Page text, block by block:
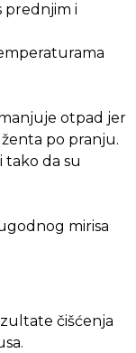
prednjim i
otpad jer
po pranju.
tako da su
mirisa
čišćenja